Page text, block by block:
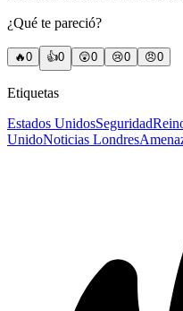
¿Qué te pareció?
🔥0 👍0 😲0 😢0 😠0
Etiquetas
Estados UnidosSeguridad
UnidoNoticias Londres